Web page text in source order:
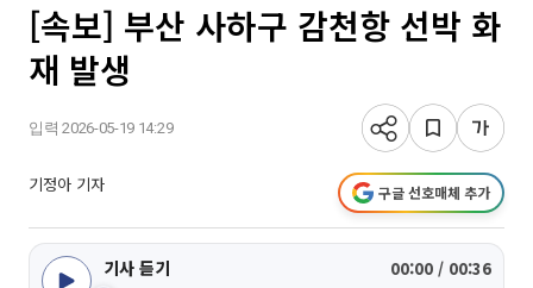
[속보] 부산 사하구 감천항 선박 화
재 발생
입력 2026-05-19 14:29
기정아 기자 구글 선호매체 추가
기사 듣기 00:00 / 00:36